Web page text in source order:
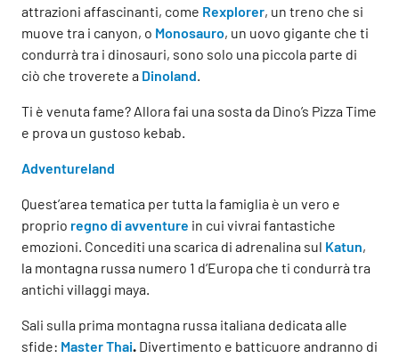
attrazioni affascinanti, come Rexplorer, un treno che si
muove tra i canyon, o Monosauro, un uovo gigante che ti
condurrà tra i dinosauri, sono solo una piccola parte di
ciò che troverete a Dinoland.
Ti è venuta fame? Allora fai una sosta da Dino’s Pizza Time
e prova un gustoso kebab.
Adventureland
Quest’area tematica per tutta la famiglia è un vero e
proprio regno di avventure in cui vivrai fantastiche
emozioni. Concediti una scarica di adrenalina sul Katun,
la montagna russa numero 1 d’Europa che ti condurrà tra
antichi villaggi maya.
Sali sulla prima montagna russa italiana dedicata alle
sfide: Master Thai. Divertimento e batticuore andranno di